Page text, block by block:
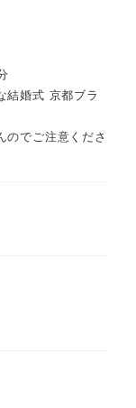
結婚式 京都ブラ
のでご注意くださ